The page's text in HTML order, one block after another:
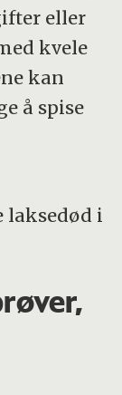
eller
kvele
kan
å spise
i